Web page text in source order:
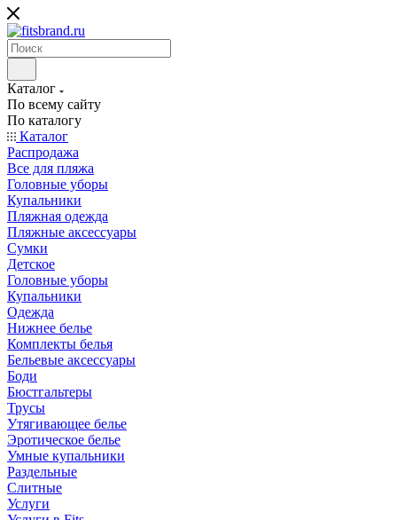
Каталог
По всему сайту
По каталогу
Каталог
Распродажа
Все для пляжа
Головные уборы
Купальники
Пляжная одежда
Пляжные аксессуары
Сумки
Детское
Головные уборы
Купальники
Одежда
Нижнее белье
Комплекты белья
Бельевые аксессуары
Боди
Бюстгальтеры
Трусы
Утягивающее белье
Эротическое белье
Умные купальники
Раздельные
Слитные
Услуги